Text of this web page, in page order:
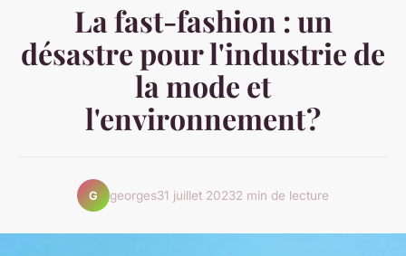
La fast-fashion : un
désastre pour l'industrie de
la mode et
l'environnement ?
G georges31 juillet 20232 min de lecture